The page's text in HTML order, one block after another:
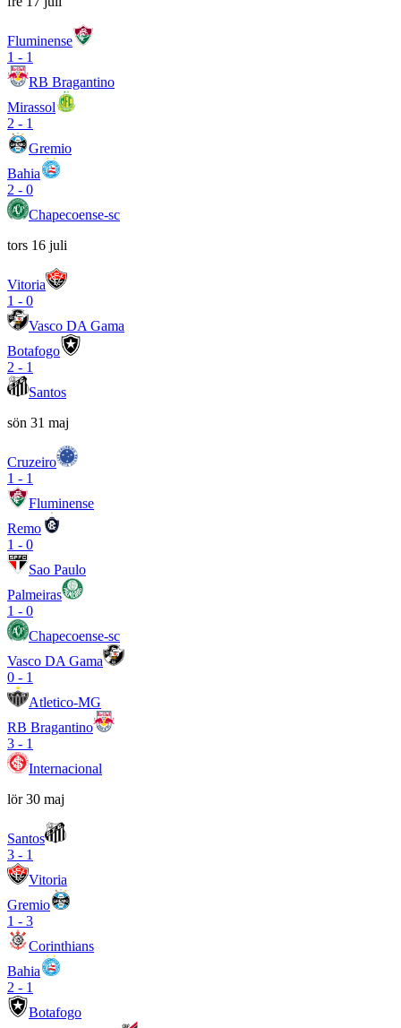
Fluminense
1 - 1
RB Bragantino
Mirassol
2 - 1
Gremio
Bahia
2 - 0
Chapecoense-sc
tors 16 juli
Vitoria
1 - 0
Vasco DA Gama
Botafogo
2 - 1
Santos
sön 31 maj
Cruzeiro
1 - 1
Fluminense
Remo
1 - 0
Sao Paulo
Palmeiras
1 - 0
Chapecoense-sc
Vasco DA Gama
0 - 1
Atletico-MG
RB Bragantino
3 - 1
Internacional
lör 30 maj
Santos
3 - 1
Vitoria
Gremio
1 - 3
Corinthians
Bahia
2 - 1
Botafogo